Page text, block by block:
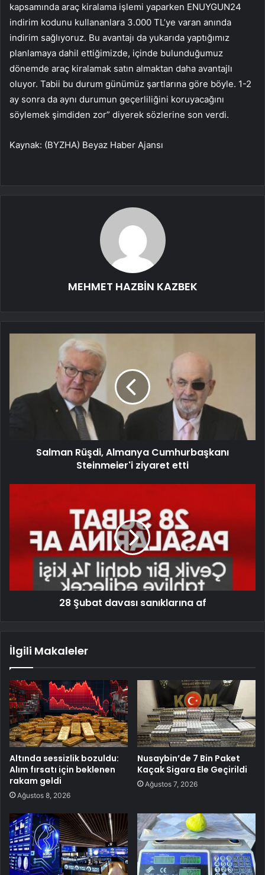
kapsamında araç kiralama işlemi yaparken ENUYGUN24
indirim kodunu kullananlara 3.000 TL’ye varan anında
indirim sağlıyoruz. Bu avantajı da yukarıda yaptığımız
planlamaya dahil ettiğimizde, içinde bulunduğumuz
dönemde araç kiralamak satın almaktan daha avantajlı
oluyor. Tabii bu durum günümüz şartlarına göre böyle. 1-2
ay sonra da aynı durumun geçerliliğini koruyacağını
söylemek şimdiden zor” diyerek sözlerine son verdi.
Kaynak: (BYZHA) Beyaz Haber Ajansı
MEHMET HAZBİN KAZBEK
Salman Rüşdi, Almanya Cumhurbaşkanı
Steinmeier'i ziyaret etti
28 Şubat davası sanıklarına af
İlgili Makaleler
Altında sessizlik bozuldu:
Alım fırsatı için beklenen
rakam geldi
Ağustos 8, 2026
Nusaybin’de 7 Bin Paket
Kaçak Sigara Ele Geçirildi
Ağustos 7, 2026